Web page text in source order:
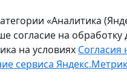
«Аналитика
согласие на
на условиях Согласия
сервиса